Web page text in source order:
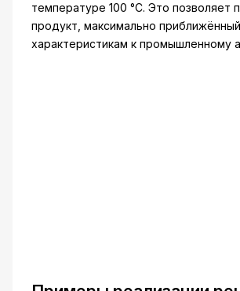
температуре 100 °C. Это позволяет
продукт, максимально
характеристикам к промышленному